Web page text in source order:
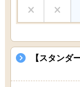
【スタンダ